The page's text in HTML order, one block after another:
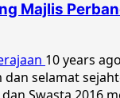
Majlis
10 years ago
selamat